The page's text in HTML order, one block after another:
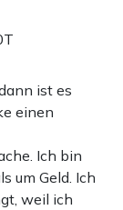
ist es
einen
Ich bin
um Geld. Ich
weil ich